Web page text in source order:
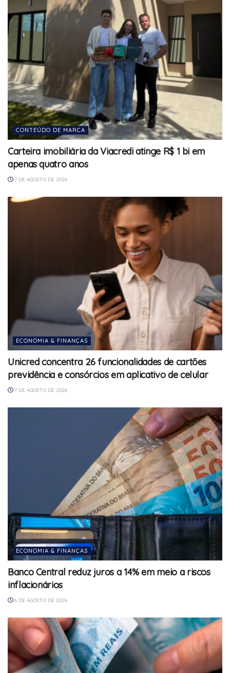
CONTEÚDO DE MARCA
Carteira imobiliária da Viacredi atinge R$ 1 bi em
apenas quatro anos
7 DE AGOSTO DE 2026
ECONOMIA & FINANÇAS
Unicred concentra 26 funcionalidades de cartões
previdência e consórcios em aplicativo de celular
7 DE AGOSTO DE 2026
ECONOMIA & FINANÇAS
Banco Central reduz juros a 14% em meio a riscos
inflacionários
6 DE AGOSTO DE 2026